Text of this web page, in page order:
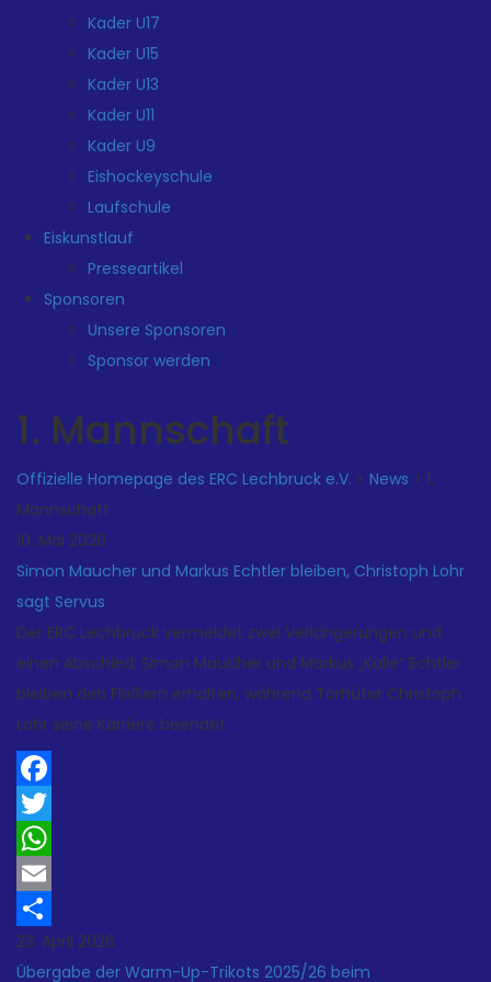
Kader U17
Kader U15
Kader U13
Kader U11
Kader U9
Eishockeyschule
Laufschule
Eiskunstlauf
Presseartikel
Sponsoren
Unsere Sponsoren
Sponsor werden
1. Mannschaft
Offizielle Homepage des ERC Lechbruck e.V. > News > 1.
Mannschaft
10. Mai 2026
Simon Maucher und Markus Echtler bleiben, Christoph Lohr
sagt Servus
Der ERC Lechbruck vermeldet zwei Verlängerungen und
einen Abschied: Simon Maucher und Markus „Kalle“ Echtler
bleiben den Flößern erhalten, während Torhüter Christoph
Lohr seine Karriere beendet.
Facebook
Twitter
WhatsApp
Email
Teilen
23. April 2026
Übergabe der Warm-Up-Trikots 2025/26 beim